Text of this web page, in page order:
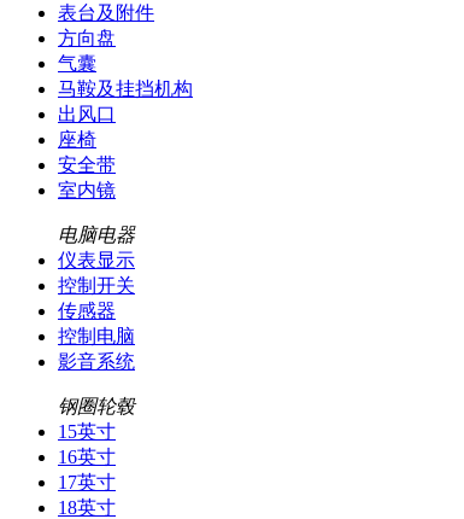
表台及附件
方向盘
气囊
马鞍及挂挡机构
出风口
座椅
安全带
室内镜
电脑电器
仪表显示
控制开关
传感器
控制电脑
影音系统
钢圈轮毂
15英寸
16英寸
17英寸
18英寸